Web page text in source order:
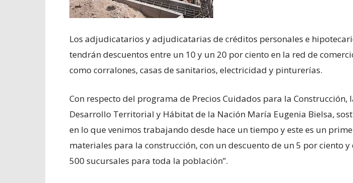
Los adjudicatarios y adjudicatarias de créditos personales e
tendrán descuentos entre un 10 y un 20 por ciento en la red de
como corralones, casas de sanitarios, electricidad y pinturerías.
Con respecto del programa de Precios Cuidados para la Construcción,
Desarrollo Territorial y Hábitat de la Nación María Eugenia Bielsa,
en lo que venimos trabajando desde hace un tiempo y este es un
materiales para la construcción, con un descuento de un 5 por ciento
500 sucursales para toda la población”.